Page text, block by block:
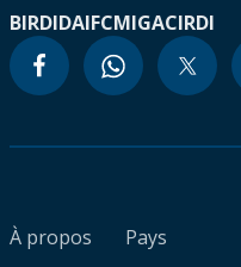
BIRDIDAIFCMIGACIRDI
À propos
Pays